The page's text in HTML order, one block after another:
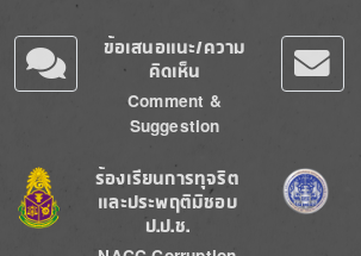
ข้อเสนอแนะ/ความ
คิดเห็น
Comment &
Suggestion
Image
ร้องเรียนการทุจริต
และประพฤติมิชอบ
ป.ป.ช.
Image